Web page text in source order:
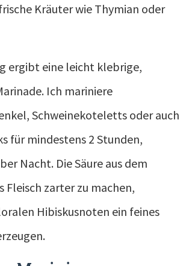
Kräuter wie Thymian oder
ergibt eine leicht klebrige,
Ich mariniere
Schweinekoteletts oder auch
für mindestens 2 Stunden,
Nacht. Die Säure aus dem
Fleisch zarter zu machen,
Hibiskusnoten ein feines